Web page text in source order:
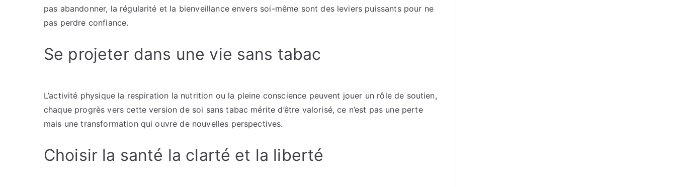
pas abandonner, la régularité et la bienveillance envers soi-même sont des leviers puissants pour ne
pas perdre confiance.
Se projeter dans une vie sans tabac
L’activité physique la respiration la nutrition ou la pleine conscience peuvent jouer un rôle de soutien,
chaque progrès vers cette version de soi sans tabac mérite d’être valorisé, ce n’est pas une perte
mais une transformation qui ouvre de nouvelles perspectives.
Choisir la santé la clarté et la liberté